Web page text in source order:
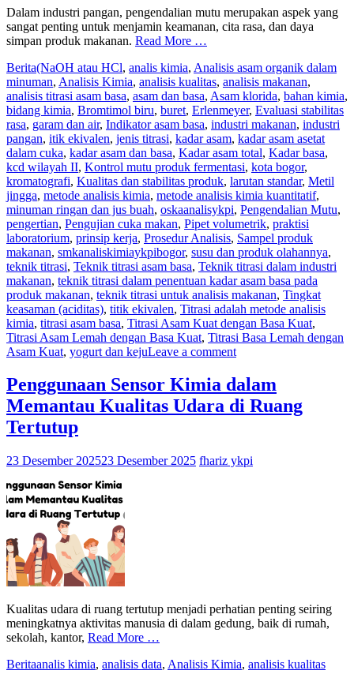
Dalam industri pangan, pengendalian mutu merupakan aspek yang
sangat penting untuk menjamin keamanan, cita rasa, dan daya
simpan produk makanan. Read More …
Berita(NaOH atau HCl, analis kimia, Analisis asam organik dalam
minuman, Analisis Kimia, analisis kualitas, analisis makanan,
analisis titrasi asam basa, asam dan basa, Asam klorida, bahan kimia,
bidang kimia, Bromtimol biru, buret, Erlenmeyer, Evaluasi stabilitas
rasa, garam dan air, Indikator asam basa, industri makanan, industri
pangan, itik ekivalen, jenis titrasi, kadar asam, kadar asam asetat
dalam cuka, kadar asam dan basa, Kadar asam total, Kadar basa,
kcd wilayah II, Kontrol mutu produk fermentasi, kota bogor,
kromatografi, Kualitas dan stabilitas produk, larutan standar, Metil
jingga, metode analisis kimia, metode analisis kimia kuantitatif,
minuman ringan dan jus buah, oskaanalisykpi, Pengendalian Mutu,
pengertian, Pengujian cuka makan, Pipet volumetrik, praktisi
laboratorium, prinsip kerja, Prosedur Analisis, Sampel produk
makanan, smkanaliskimiaykpibogor, susu dan produk olahannya,
teknik titrasi, Teknik titrasi asam basa, Teknik titrasi dalam industri
makanan, teknik titrasi dalam penentuan kadar asam basa pada
produk makanan, teknik titrasi untuk analisis makanan, Tingkat
keasaman (aciditas), titik ekivalen, Titrasi adalah metode analisis
kimia, titrasi asam basa, Titrasi Asam Kuat dengan Basa Kuat,
Titrasi Asam Lemah dengan Basa Kuat, Titrasi Basa Lemah dengan
Asam Kuat, yogurt dan kejuLeave a comment
Penggunaan Sensor Kimia dalam
Memantau Kualitas Udara di Ruang
Tertutup
23 Desember 202523 Desember 2025 fhariz ykpi
Kualitas udara di ruang tertutup menjadi perhatian penting seiring
meningkatnya aktivitas manusia di dalam gedung, baik di rumah,
sekolah, kantor, Read More …
Beritaanalis kimia, analisis data, Analisis Kimia, analisis kualitas